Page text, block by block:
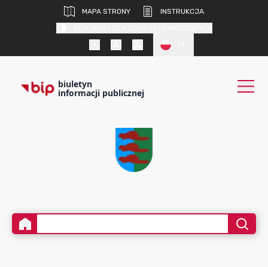
MAPA STRONY
INSTRUKCJA
biuletyn
informacji publicznej